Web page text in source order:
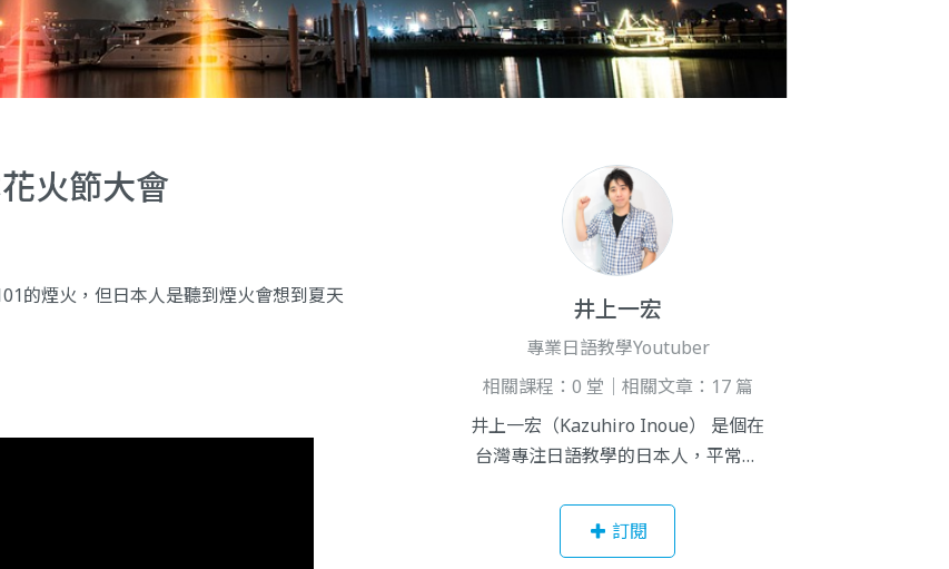
火節大會
的煙火，但日本人是聽到煙火會想到夏天
井上一宏
專業日語教學Youtuber
相關課程：0 堂｜相關文章：17 篇
井上一宏（Kazuhiro Inoue） 是個在
台灣專注日語教學的日本人，平常累
化 和井上老師一起輕鬆快樂學日語
訂閱